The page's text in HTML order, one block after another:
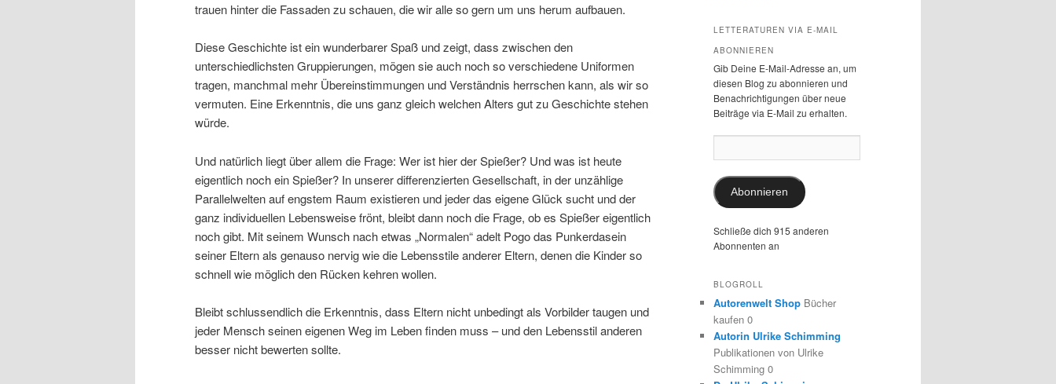
trauen hinter die Fassaden zu schauen, die wir alle so gern um uns herum aufbauen.
Diese Geschichte ist ein wunderbarer Spaß und zeigt, dass zwischen den
unterschiedlichsten Gruppierungen, mögen sie auch noch so verschiedene Uniformen
tragen, manchmal mehr Übereinstimmungen und Verständnis herrschen kann, als wir so
vermuten. Eine Erkenntnis, die uns ganz gleich welchen Alters gut zu Geschichte stehen
würde.
Und natürlich liegt über allem die Frage: Wer ist hier der Spießer? Und was ist heute
eigentlich noch ein Spießer? In unserer differenzierten Gesellschaft, in der unzählige
Parallelwelten auf engstem Raum existieren und jeder das eigene Glück sucht und der
ganz individuellen Lebensweise frönt, bleibt dann noch die Frage, ob es Spießer eigentlich
noch gibt. Mit seinem Wunsch nach etwas „Normalen“ adelt Pogo das Punkerdasein
seiner Eltern als genauso nervig wie die Lebensstile anderer Eltern, denen die Kinder so
schnell wie möglich den Rücken kehren wollen.
Bleibt schlussendlich die Erkenntnis, dass Eltern nicht unbedingt als Vorbilder taugen und
jeder Mensch seinen eigenen Weg im Leben finden muss – und den Lebensstil anderen
besser nicht bewerten sollte.
LETTERATUREN VIA E-MAIL
ABONNIEREN
Gib Deine E-Mail-Adresse an, um
diesen Blog zu abonnieren und
Benachrichtigungen über neue
Beiträge via E-Mail zu erhalten.
Mail-
Abonnieren
Schließe dich 915 anderen
Abonnenten an
BLOGROLL
Autorenwelt Shop Bücher
kaufen 0
Autorin Ulrike Schimming
Publikationen von Ulrike
Schimming 0